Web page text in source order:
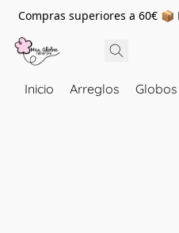
Compras superiores a 60€ 📦
Inicio Arreglos